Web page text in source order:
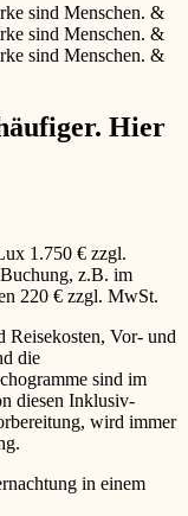
sind Menschen. &
sind Menschen. &
sind Menschen. &
Hier
1.750 € zzgl.
z.B. im
220 € zzgl. MwSt.
Reisekosten, Vor- und
die
sind im
diesen Inklusiv-
wird immer
in einem